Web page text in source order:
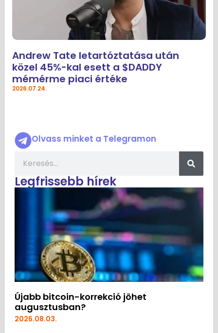
Andrew Tate letartóztatása után
közel 45%-kal esett a $DADDY
mémérme piaci értéke
2026.07.24.
Olvass minket a Telegramon
Legfrissebb hírek
Újabb bitcoin-korrekció jöhet
augusztusban?
2026.08.03.